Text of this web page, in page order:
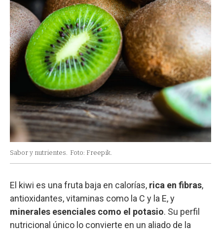
Sabor y nutrientes. Foto: Freepik.
El kiwi es una fruta baja en calorías, rica en fibras,
antioxidantes, vitaminas como la C y la E, y
minerales esenciales como el potasio. Su perfil
nutricional único lo convierte en un aliado de la